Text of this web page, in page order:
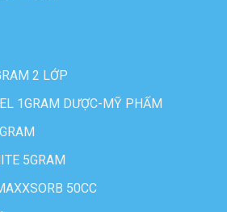
2 LỚP
1GRAM DƯỢC-MỸ PHẨM
5GRAM
50CC